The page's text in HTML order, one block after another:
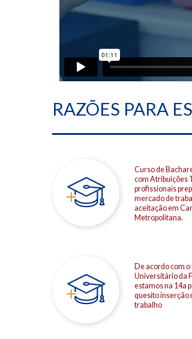
RAZÕES PARA
Curso de
com Atribuições
profissionais
mercado de
aceitação em
Metropolitana.
De acordo com o
Universitário da
estamos na 14a
quesito inserção
trabalho